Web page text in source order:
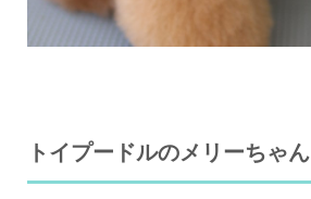
トイプードルのメリーちゃん